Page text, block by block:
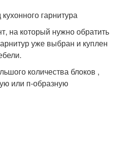
гарнитура
который нужно обратить
уже выбран и куплен
количества блоков ,
или п-образную